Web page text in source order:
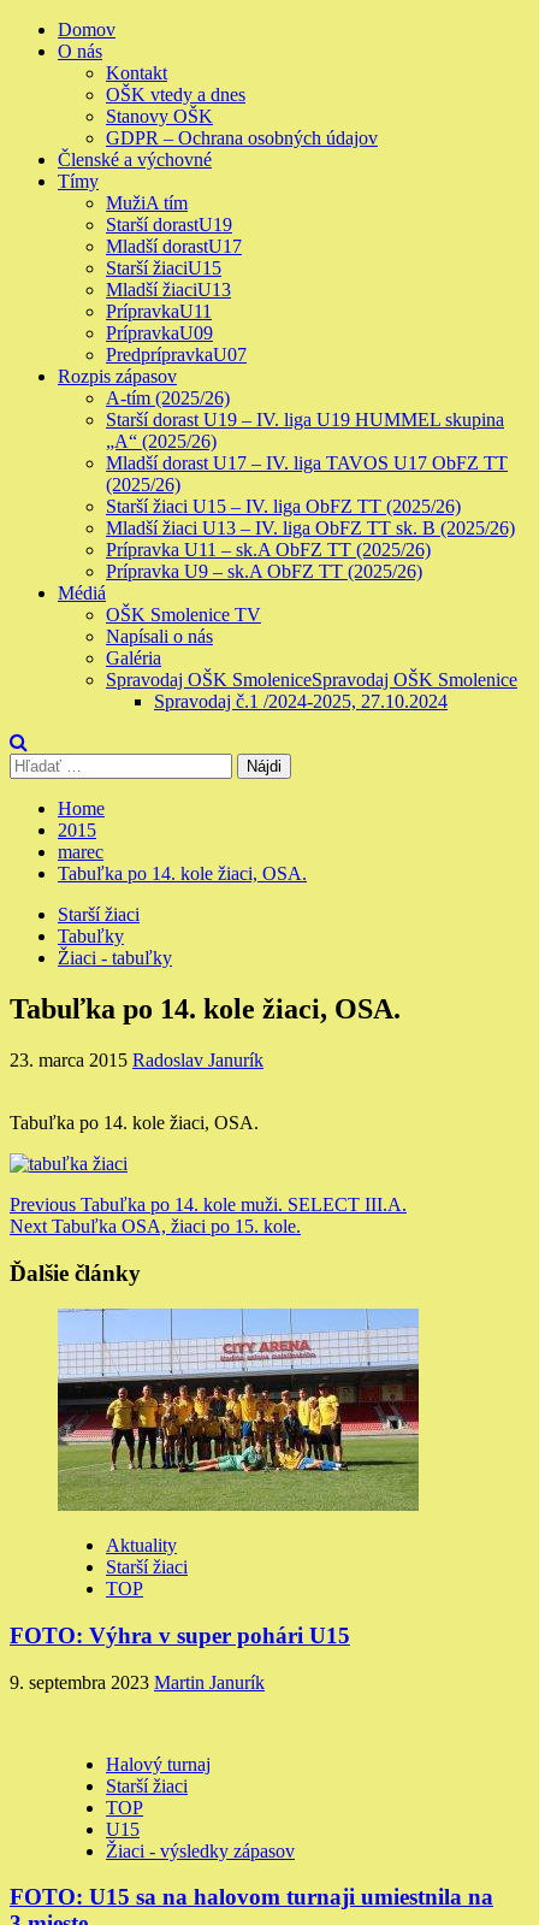
Skip
Primary
Menu
Domov
O nás
Kontakt
OŠK vtedy a dnes
Stanovy OŠK
GDPR – Ochrana osobných údajov
Členské a výchovné
Tímy
MužiA tím
Starší dorastU19
Mladší dorastU17
Starší žiaciU15
Mladší žiaciU13
PrípravkaU11
PrípravkaU09
PredprípravkaU07
Rozpis zápasov
A-tím (2025/26)
Starší dorast U19 – IV. liga U19 HUMMEL skupina
„A“ (2025/26)
Mladší dorast U17 – IV. liga TAVOS U17 ObFZ TT
(2025/26)
Starší žiaci U15 – IV. liga ObFZ TT (2025/26)
Mladší žiaci U13 – IV. liga ObFZ TT sk. B (2025/26)
Prípravka U11 – sk.A ObFZ TT (2025/26)
Prípravka U9 – sk.A ObFZ TT (2025/26)
Médiá
OŠK Smolenice TV
Napísali o nás
Galéria
Spravodaj OŠK SmoleniceSpravodaj OŠK Smolenice
Spravodaj č.1 /2024-2025, 27.10.2024
Hľadať:
Home
2015
marec
Tabuľka po 14. kole žiaci, OSA.
Starší žiaci
Tabuľky
Žiaci - tabuľky
Tabuľka po 14. kole žiaci, OSA.
23. marca 2015 Radoslav Janurík
Tabuľka po 14. kole žiaci, OSA.
Continue
Reading
Previous Tabuľka po 14. kole muži. SELECT III.A.
Next Tabuľka OSA, žiaci po 15. kole.
Ďalšie články
Aktuality
Starší žiaci
TOP
FOTO: Výhra v super pohári U15
9. septembra 2023 Martin Janurík
Halový turnaj
Starší žiaci
TOP
U15
Žiaci - výsledky zápasov
FOTO: U15 sa na halovom turnaji umiestnila na